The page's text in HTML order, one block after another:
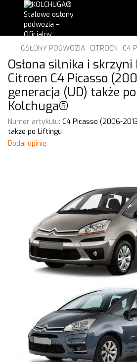
OSŁONY PODWOZIA CITROEN C4
Osłona silnika i skrzyni
Citroen C4 Picasso
generacja (UD) także
Kolchuga®
Numer artykułu: C4 Picasso (2006-
także po Liftingu
Dodaj opinię